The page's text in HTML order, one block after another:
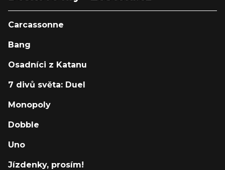
Carcassonne
Bang
Osadníci z Katanu
7 divů světa: Duel
Monopoly
Dobble
Uno
Jízdenky, prosím!